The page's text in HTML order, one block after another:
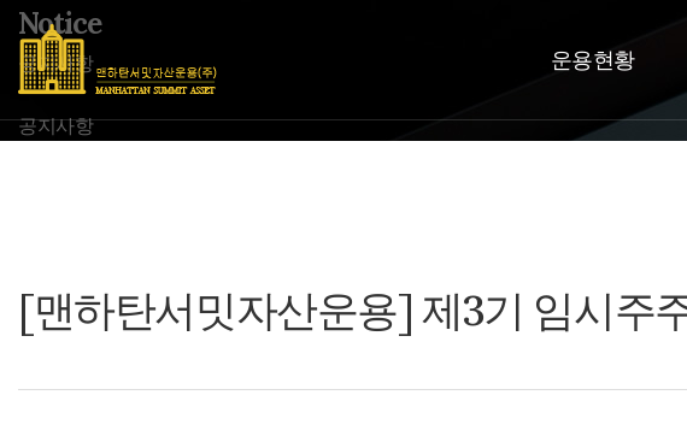
운용현황
Notice
공지사항
공지사항
[맨하탄서밋자산운용] 제3기 임시주